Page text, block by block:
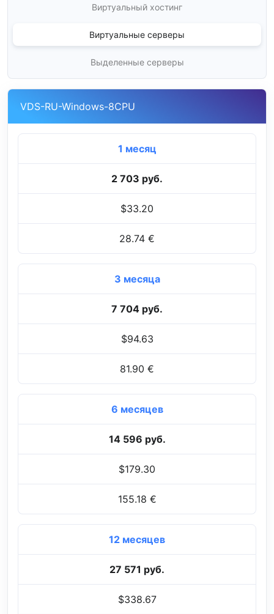
Виртуальный хостинг
Виртуальные серверы
Выделенные серверы
VDS-RU-Windows-8CPU
1 месяц
2 703 руб.
$33.20
28.74 €
3 месяца
7 704 руб.
$94.63
81.90 €
6 месяцев
14 596 руб.
$179.30
155.18 €
12 месяцев
27 571 руб.
$338.67